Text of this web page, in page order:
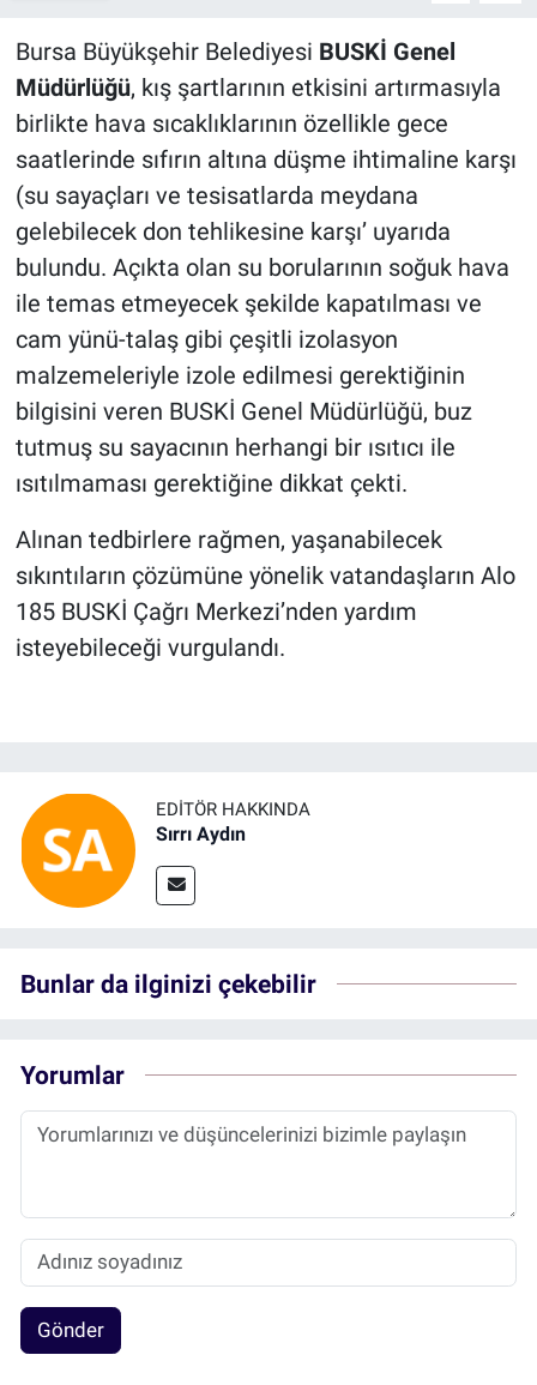
Bursa Büyükşehir Belediyesi BUSKİ Genel
Müdürlüğü, kış şartlarının etkisini artırmasıyla
birlikte hava sıcaklıklarının özellikle gece
saatlerinde sıfırın altına düşme ihtimaline karşı
(su sayaçları ve tesisatlarda meydana
gelebilecek don tehlikesine karşı’ uyarıda
bulundu. Açıkta olan su borularının soğuk hava
ile temas etmeyecek şekilde kapatılması ve
cam yünü-talaş gibi çeşitli izolasyon
malzemeleriyle izole edilmesi gerektiğinin
bilgisini veren BUSKİ Genel Müdürlüğü, buz
tutmuş su sayacının herhangi bir ısıtıcı ile
ısıtılmaması gerektiğine dikkat çekti.
Alınan tedbirlere rağmen, yaşanabilecek
sıkıntıların çözümüne yönelik vatandaşların Alo
185 BUSKİ Çağrı Merkezi’nden yardım
isteyebileceği vurgulandı.
EDITÖR HAKKINDA
Sırrı Aydın
Bunlar da ilginizi çekebilir
Yorumlar
Gönder